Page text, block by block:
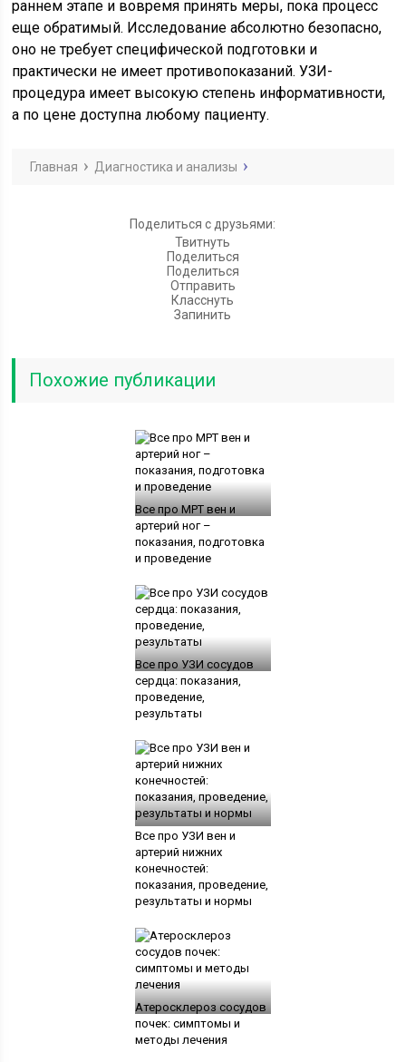
раннем этапе и вовремя принять меры, пока процесс
еще обратимый. Исследование абсолютно безопасно,
оно не требует специфической подготовки и
практически не имеет противопоказаний. УЗИ-
процедура имеет высокую степень информативности,
а по цене доступна любому пациенту.
Главная Диагностика и анализы
Поделиться с друзьями:
Твитнуть
Поделиться
Поделиться
Отправить
Класснуть
Запинить
Похожие публикации
Все про МРТ вен и
артерий ног –
показания, подготовка
и проведение
Все про УЗИ сосудов
сердца: показания,
проведение,
результаты
Все про УЗИ вен и
артерий нижних
конечностей:
показания, проведение,
результаты и нормы
Атеросклероз сосудов
почек: симптомы и
методы лечения